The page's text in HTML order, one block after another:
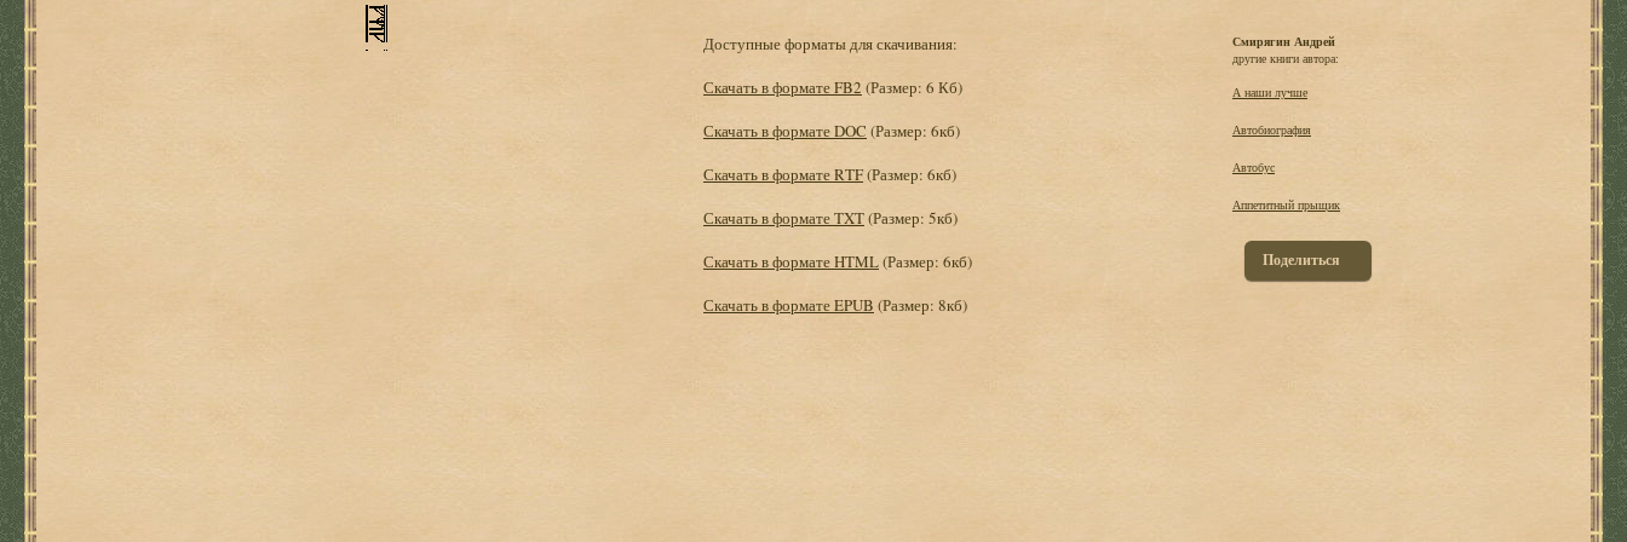
Доступные форматы для скачивания:
Скачать в формате FB2 (Размер: 6 Кб)
Скачать в формате DOC (Размер: 6кб)
Скачать в формате RTF(Размер: 6кб)
Скачать в формате TXT(Размер: 5кб)
Скачать в формате HTML(Размер: 6кб)
Скачать в формате EPUB (Размер: 8кб)
Смирягин Андрей
другие книги автора:
А наши лучше
Автобиография
Автобус
Аппетитный прыщик
Поделиться